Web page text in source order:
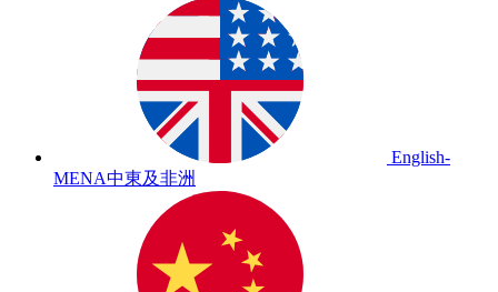
English-
MENA中東及非洲